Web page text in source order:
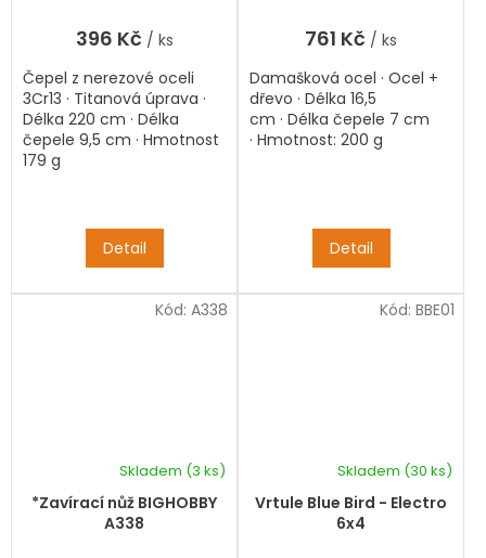
396 Kč / ks
Detail
Čepel z nerezové oceli
3Cr13 · Titanová úprava ·
Délka 220 cm · Délka
čepele 9,5 cm · Hmotnost
179 g
761 Kč / ks
Detail
Damašková ocel · Ocel +
dřevo · Délka 16,5
cm · Délka čepele 7 cm
· Hmotnost: 200 g
*Zavírací nůž BIGHOBBY
A338
Skladem (3 ks)
Kód: A338
Vrtule Blue Bird - Electro
6x4
Skladem (30 ks)
Kód: BBE01